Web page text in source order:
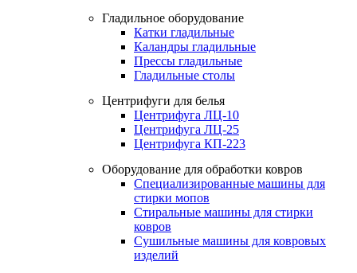
Гладильное оборудование
Катки гладильные
Каландры гладильные
Прессы гладильные
Гладильные столы
Центрифуги для белья
Центрифуга ЛЦ-10
Центрифуга ЛЦ-25
Центрифуга КП-223
Оборудование для обработки ковров
Специализированные машины для
стирки мопов
Стиральные машины для стирки
ковров
Сушильные машины для ковровых
изделий